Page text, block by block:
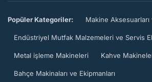
Popüler Kategoriler: Makine Aksesuarları
Endüstriyel Mutfak Malzemeleri ve Servis
Metal işleme Makineleri Kahve
Bahçe Makinaları ve Ekipmanları